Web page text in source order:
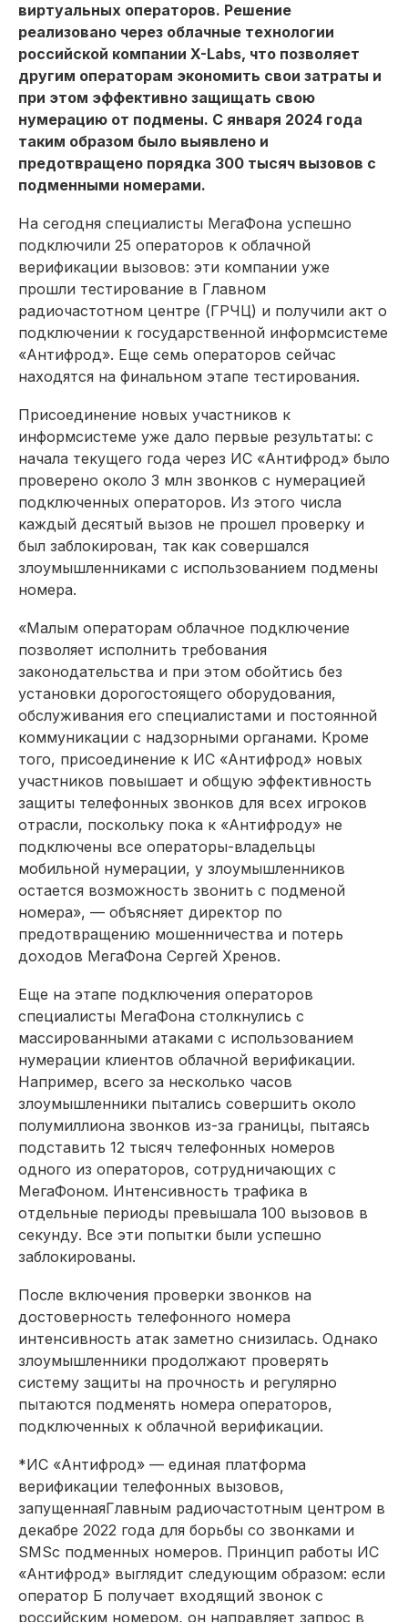
виртуальных операторов. Решение
реализовано через облачные технологии
российской компании X-Labs, что позволяет
другим операторам экономить свои затраты и
при этом эффективно защищать свою
нумерацию от подмены. С января 2024 года
таким образом было выявлено и
предотвращено порядка 300 тысяч вызовов с
подменными номерами.
На сегодня специалисты МегаФона успешно
подключили 25 операторов к облачной
верификации вызовов: эти компании уже
прошли тестирование в Главном
радиочастотном центре (ГРЧЦ) и получили акт о
подключении к государственной информсистеме
«Антифрод». Еще семь операторов сейчас
находятся на финальном этапе тестирования.
Присоединение новых участников к
информсистеме уже дало первые результаты: с
начала текущего года через ИС «Антифрод» было
проверено около 3 млн звонков с нумерацией
подключенных операторов. Из этого числа
каждый десятый вызов не прошел проверку и
был заблокирован, так как совершался
злоумышленниками с использованием подмены
номера.
«Малым операторам облачное подключение
позволяет исполнить требования
законодательства и при этом обойтись без
установки дорогостоящего оборудования,
обслуживания его специалистами и постоянной
коммуникации с надзорными органами. Кроме
того, присоединение к ИС «Антифрод» новых
участников повышает и общую эффективность
защиты телефонных звонков для всех игроков
отрасли, поскольку пока к «Антифроду» не
подключены все операторы-владельцы
мобильной нумерации, у злоумышленников
остается возможность звонить с подменой
номера», — объясняет директор по
предотвращению мошенничества и потерь
доходов МегаФона Сергей Хренов.
Еще на этапе подключения операторов
специалисты МегаФона столкнулись с
массированными атаками с использованием
нумерации клиентов облачной верификации.
Например, всего за несколько часов
злоумышленники пытались совершить около
полумиллиона звонков из-за границы, пытаясь
подставить 12 тысяч телефонных номеров
одного из операторов, сотрудничающих с
МегаФоном. Интенсивность трафика в
отдельные периоды превышала 100 вызовов в
секунду. Все эти попытки были успешно
заблокированы.
После включения проверки звонков на
достоверность телефонного номера
интенсивность атак заметно снизилась. Однако
злоумышленники продолжают проверять
систему защиты на прочность и регулярно
пытаются подменять номера операторов,
подключенных к облачной верификации.
*ИС «Антифрод» — единая платформа
верификации телефонных вызовов,
запущеннаяГлавным радиочастотным центром в
декабре 2022 года для борьбы со звонками и
SMSс подменных номеров. Принцип работы ИС
«Антифрод» выглядит следующим образом: если
оператор Б получает входящий звонок с
российским номером, он направляет запрос в